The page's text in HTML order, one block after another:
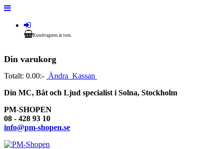
Kundvagnen är tom.
Din varukorg
Totalt: 0.00:- Ändra Kassan
Din MC, Båt och Ljud specialist i Solna, Stockholm
PM-SHOPEN
08 - 428 93 10
info@pm-shopen.se